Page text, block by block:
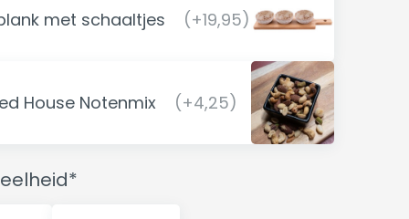
met schaaltjes (+19,95)
House Notenmix (+4,25)